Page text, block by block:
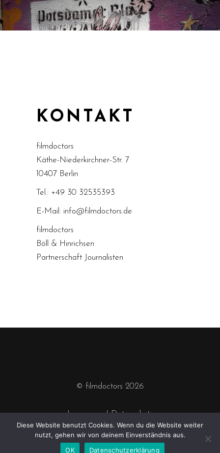
KONTAKT
filmdoctors
Käthe-Niederkirchner-Str. 7
10407 Berlin
Tel.: +49 30 32535393
E-Mail: info@filmdoctors.de
filmdoctors
Böll & Hinrichsen
Partnerschaft Journalisten
© filmdoctors 2026
Impressum|Datenschutz
Diese Website benutzt Cookies. Wenn du die Website weiter
nutzt, gehen wir von deinem Einverständnis aus.
OK
Datenschutzerklärung